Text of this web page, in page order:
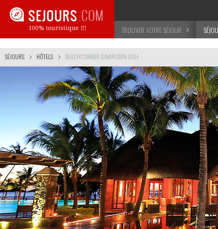
TROUVER VOTRE SÉJOUR
SÉJOURS HÔTELS BEACHCOMBER DINAROBIN GOLF